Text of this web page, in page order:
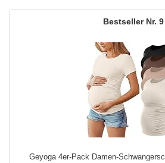
9
Geyoga 4er-Pack Damen-